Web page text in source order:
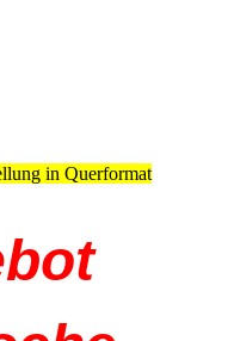
in Querformat